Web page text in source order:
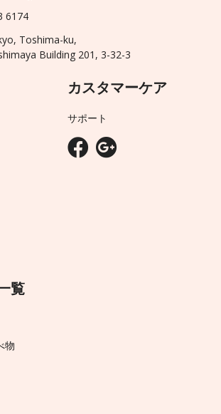
6174
Toshima-ku,
Building 201, 3-32-3
覧
物
カスタマーケア
サポート